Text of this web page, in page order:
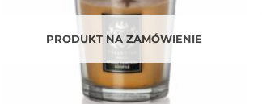
PRODUKT NA ZAMÓWIENIE